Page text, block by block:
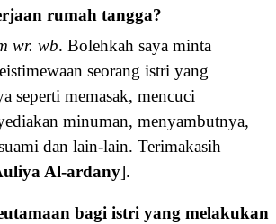
rumah tangga?
wr. wb. Bolehkah saya minta
seorang istri yang
seperti memasak, mencuci
minuman, menyambutnya,
dan lain-lain. Terimakasih
Al-ardany].
bagi istri yang melakukan